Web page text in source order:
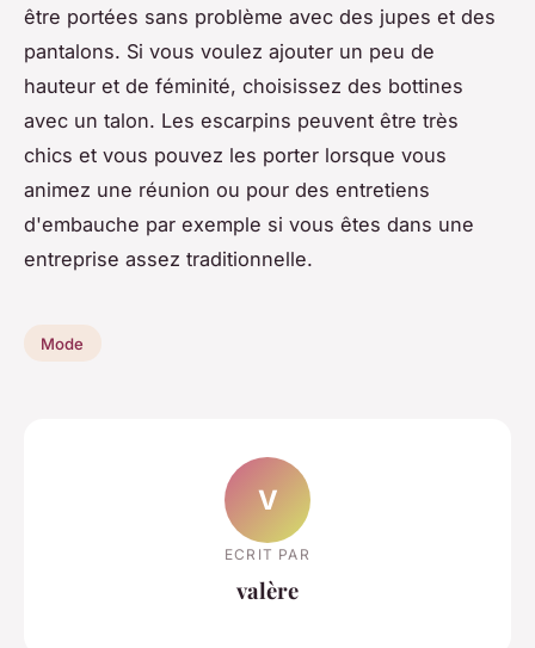
être portées sans problème avec des jupes et des
pantalons. Si vous voulez ajouter un peu de
hauteur et de féminité, choisissez des bottines
avec un talon. Les escarpins peuvent être très
chics et vous pouvez les porter lorsque vous
animez une réunion ou pour des entretiens
d'embauche par exemple si vous êtes dans une
entreprise assez traditionnelle.
Mode
V
ECRIT PAR
valère